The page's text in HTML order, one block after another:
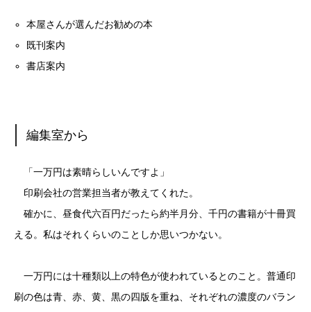
本屋さんが選んだお勧めの本
既刊案内
書店案内
編集室から
「一万円は素晴らしいんですよ」
印刷会社の営業担当者が教えてくれた。
確かに、昼食代六百円だったら約半月分、千円の書籍が十冊買
える。私はそれくらいのことしか思いつかない。
一万円には十種類以上の特色が使われているとのこと。普通印
刷の色は青、赤、黄、黒の四版を重ね、それぞれの濃度のバラン